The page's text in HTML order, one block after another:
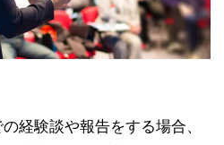
経験談や報告をする場合、